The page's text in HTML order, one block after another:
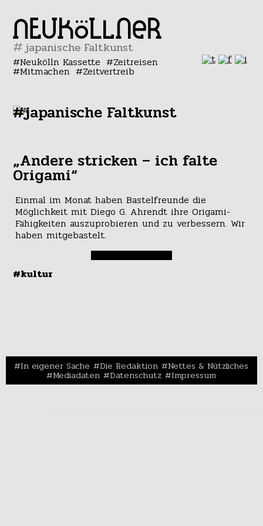
#
Neukölln Kassette Zeitreisen
Mitmachen Zeitvertreib
#japanische Faltkunst
„Andere stricken – ich falte
Origami“
Einmal im Monat haben Bastelfreunde die
Möglichkeit mit Diego G. Ahrendt ihre Origami-
Fähigkeiten auszuprobieren und zu verbessern. Wir
haben mitgebastelt.
#kultur
In eigener Sache Die Redaktion Nettes & Nützliches
Mediadaten Datenschutz Impressum